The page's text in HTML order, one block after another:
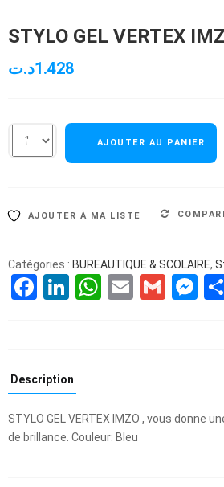
STYLO GEL VERTEX
1.428د.ت
AJOUTER AU PANIER
AJOUTER À MA LISTE
Catégories : BUREAUTIQUE & SCOLAIRE,
Facebook
LinkedIn
WhatsApp
Email
Description
STYLO GEL VERTEX IMZO , vous donne
de brillance. Couleur: Bleu